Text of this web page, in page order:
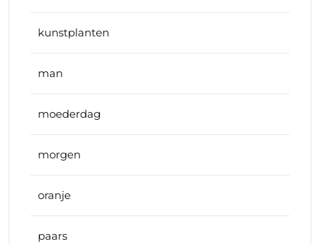
kunstplanten
man
moederdag
morgen
oranje
paars